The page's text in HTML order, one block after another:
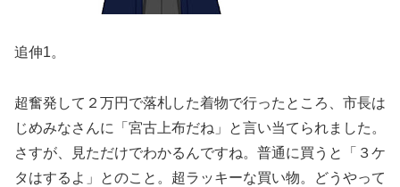
追伸1。
超奮発して２万円で落札した着物で行ったところ、市長は
じめみなさんに「宮古上布だね」と言い当てられました。
さすが、見ただけでわかるんですね。普通に買うと「３ケ
タはするよ」とのこと。超ラッキーな買い物。どうやって